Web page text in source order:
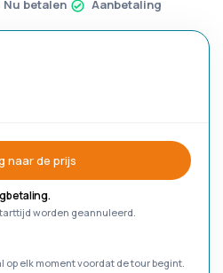
Nu betalen Aanbetaling
naar de prijs
worden geannuleerd.
op elk moment voordat de tour begint.